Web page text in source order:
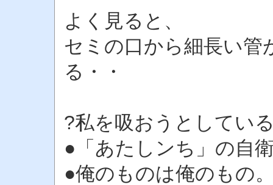
よく見ると、
セミの口から細長い管
る・・
?私を吸おうとしてい
●「あたしンち」の自
●俺のものは俺のもの